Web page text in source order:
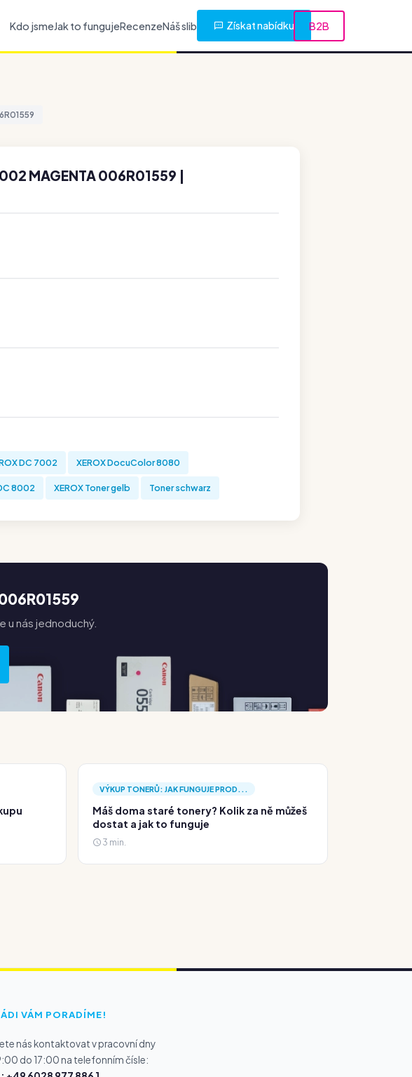
Kdo jsmeJak to fungujeRecenzeNáš slib Získat nabídku B2B
MAGENTA 006R01559 |
DC 7002 XEROX DocuColor 8080
8002 XEROX Toner gelb Toner schwarz
u nás jednoduchý.
VÝKUP TONERŮ: JAK FUNGUJE PROD...
Máš doma staré tonery? Kolik za ně můžeš
dostat a jak to funguje
3 min.
VÁM PORADÍME!
nás kontaktovat v pracovní dny
do 17:00 na telefonním čísle: